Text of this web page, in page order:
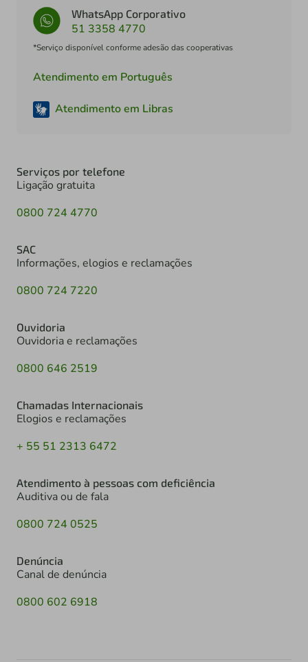
WhatsApp Corporativo
51 3358 4770
*Serviço disponível conforme adesão das cooperativas
Atendimento em Português
Atendimento em Libras
Serviços por telefone
Ligação gratuita
0800 724 4770
SAC
Informações, elogios e reclamações
0800 724 7220
Ouvidoria
Ouvidoria e reclamações
0800 646 2519
Chamadas Internacionais
Elogios e reclamações
+ 55 51 2313 6472
Atendimento à pessoas com deficiência
Auditiva ou de fala
0800 724 0525
Denúncia
Canal de denúncia
0800 602 6918